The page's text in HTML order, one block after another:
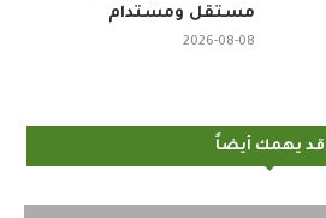
مستقل ومستدام
2026-08-08
قد يهمك أيضاً